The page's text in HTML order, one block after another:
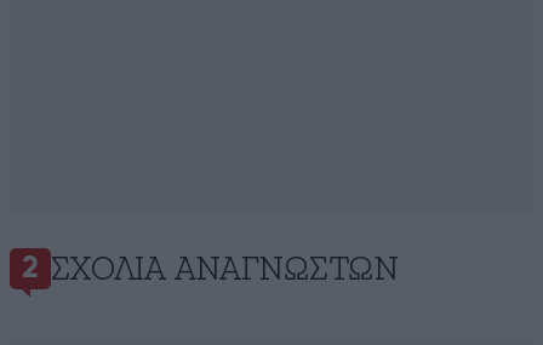
2 ΣΧΌΛΙΑ ΑΝΑΓΝΩΣΤΏΝ